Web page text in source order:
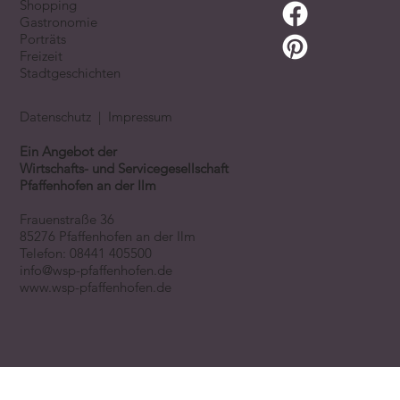
Ein Angebot der
Wirtschafts- und Servicegesellschaft
Pfaffenhofen an der Ilm
Frauenstraße 36
85276 Pfaffenhofen an der Ilm
Telefon:08441 405500
info@wsp-pfaffenhofen.de
www.wsp-pfaffenhofen.de
Shopping
Gastronomie
Porträts
Freizeit
Stadtgeschichten
Datenschutz | Impressum